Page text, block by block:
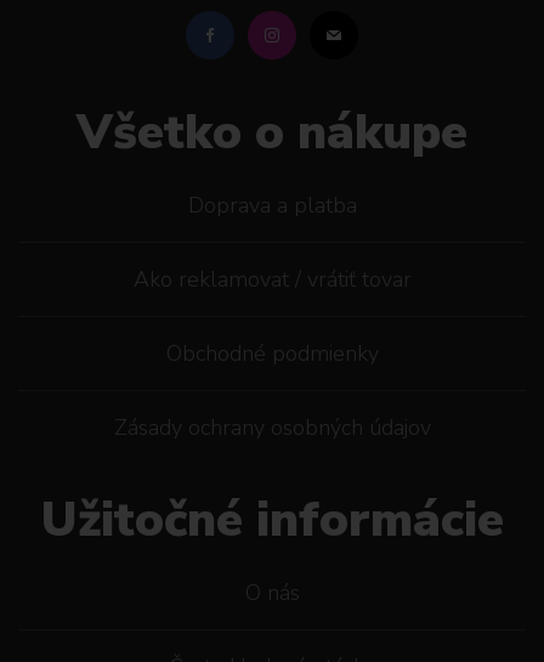
Všetko o nákupe
Doprava a platba
Ako reklamovat / vrátiť tovar
Obchodné podmienky
Zásady ochrany osobných údajov
Užitočné informácie
O nás